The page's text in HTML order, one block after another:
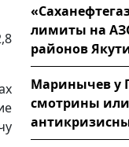
лимиты на
районов
Маринычев у
смотрины или